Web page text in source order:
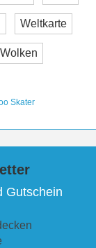
Weltkarte
Wolken
Skater
Gutschein